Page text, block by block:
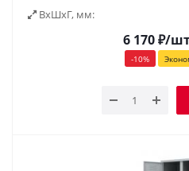
ВxШxГ, мм:
6 170₽/
-10%